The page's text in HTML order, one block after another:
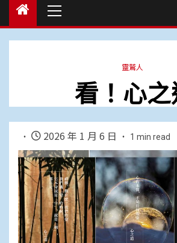
Menu
靈鷲人
看！心
2026 年 1 月 6 日 1 min read